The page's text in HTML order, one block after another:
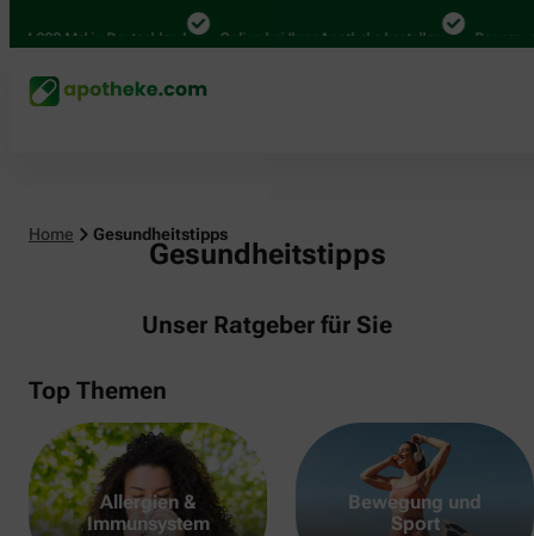
Mal in Deutschland Online bei Ihrer Apotheke bestellen Bequem
Home Gesundheitstipps
Gesundheitstipps
Unser Ratgeber für Sie
Top Themen
Allergien &
Immunsystem
Bewegung und
Sport